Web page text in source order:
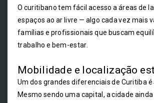
O curitibano tem fácil acesso a áreas de
espaços ao ar livre — algo cada vez mais
famílias e profissionais que buscam
trabalho e bem-estar.
Mobilidade e localização
Um dos grandes diferenciais de Curitiba é
Mesmo sendo uma capital, a cidade